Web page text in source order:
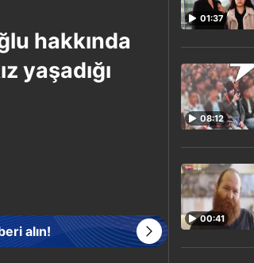
hakkında
yaşadığı
alın!
01:37
08:12
00:41